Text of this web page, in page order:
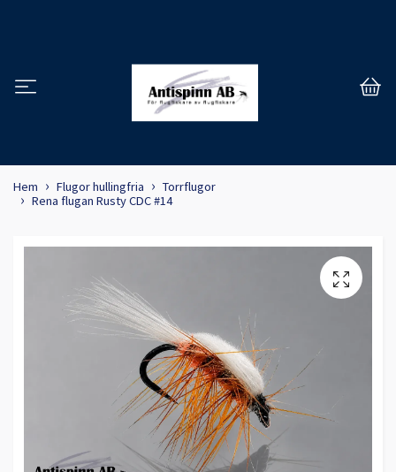
Hem Flugor hullingfria
Torrflugor
Rena flugan Rusty CDC #14